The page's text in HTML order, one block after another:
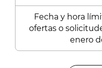
Fecha y hora
ofertas o
enero